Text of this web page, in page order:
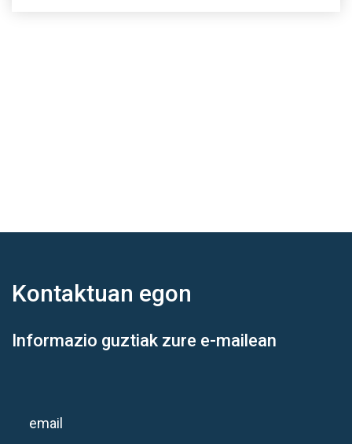
Kontaktuan egon
Informazio guztiak zure e-mailean